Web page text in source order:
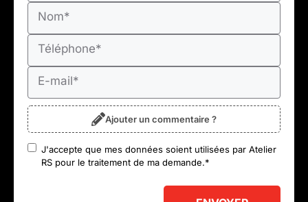
Nom*
Téléphone*
E-mail*
Ajouter un commentaire ?
RGPD*
J'accepte que mes données soient utilisées par Atelier
RS pour le traitement de ma demande.*